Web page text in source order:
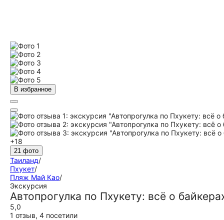
В избранное
+18
21 фото
Таиланд/
Пхукет/
Пляж Май Као/
Экскурсия
Автопрогулка по Пхукету: всё о
5,0
1 отзыв, 4 посетили